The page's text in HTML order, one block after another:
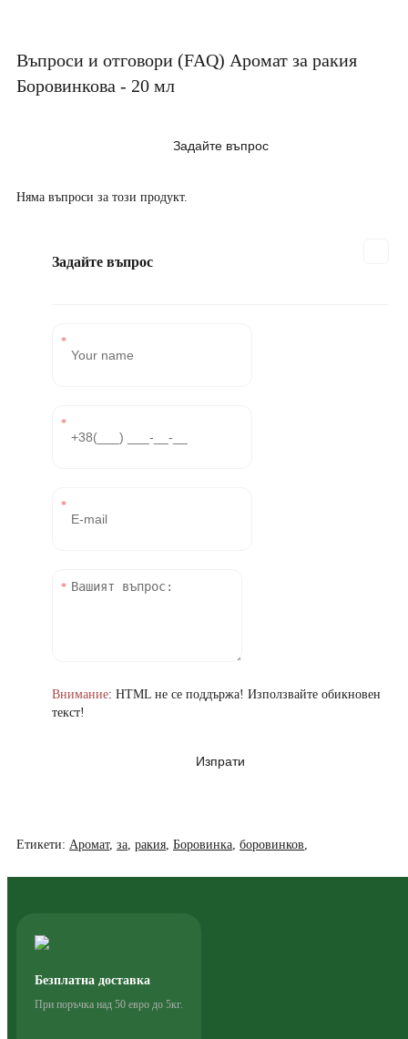
Въпроси и отговори (FAQ) Аромат за ракия
Боровинкова - 20 мл
Задайте въпрос
Няма въпроси за този продукт.
Задайте въпрос
Внимание: HTML не се поддържа! Използвайте обикновен
текст!
Изпрати
Етикети: Аромат, за, ракия, Боровинка, боровинков,
Безплатна доставка
При поръчка над 50 евро до 5кг.